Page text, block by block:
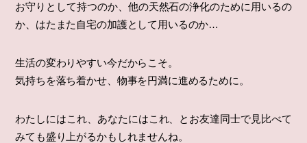
お守りとして持つのか、他の天然石の浄化のために用いるの
か、はたまた自宅の加護として用いるのか…
生活の変わりやすい今だからこそ。
気持ちを落ち着かせ、物事を円満に進めるために。
わたしにはこれ、あなたにはこれ、とお友達同士で見比べて
みても盛り上がるかもしれませんね。